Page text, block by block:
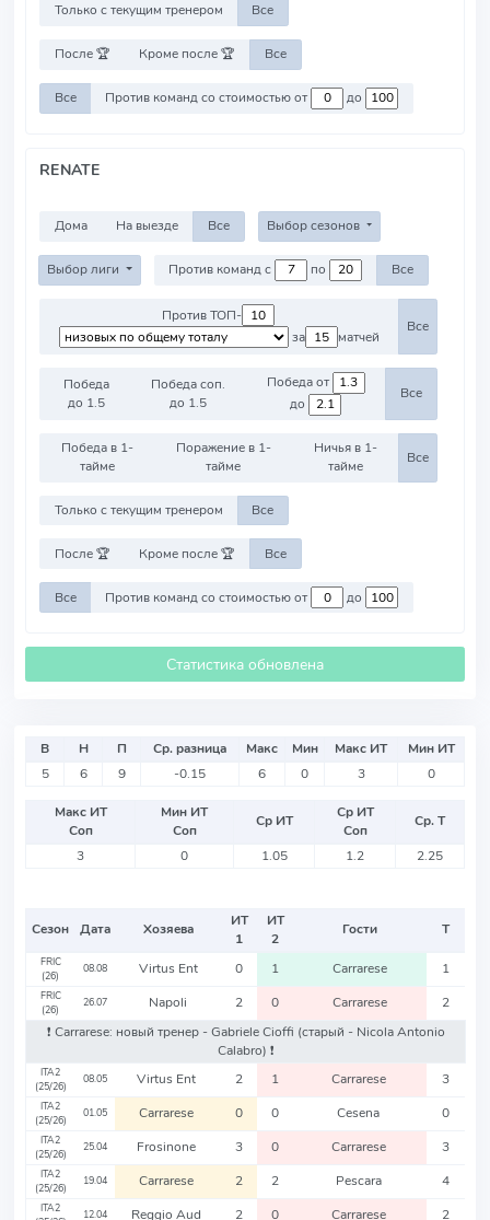
Только с текущим тренером Все
После 🏆 Кроме после 🏆 Все
Все Против команд со стоимостью от до
RENATE
Дома На выезде Все Выбор сезонов
Выбор лиги Против команд с по Все
Против ТОП-
за
матчей
Все
Победа
до 1.5
Победа соп.
до 1.5
Победа от
до
Все
Победа в 1-
тайме
Поражение в 1-
тайме
Ничья в 1-
тайме
Все
Только с текущим тренером Все
После 🏆 Кроме после 🏆 Все
Все Против команд со стоимостью от до
Статистика обновлена
В Н П Ср. разница Макс Мин Макс ИТ
Мин ИТ
5
6 9 -0.15 6 0 3 0
Макс ИТ
Соп
Мин ИТ
Соп
Ср ИТ
Ср ИТ
Соп
Ср. Т
3
0 1.05 1.2 2.25
Сезон Дата Хозяева
ИТ
1
ИТ
2
Гости Т
FRIC
(26)
08.08 Virtus Ent 0 1 Carrarese 1
FRIC
(26)
26.07 Napoli 2 0 Carrarese
2
❗️ Carrarese: новый тренер - Gabriele Cioffi (старый - Nicola Antonio
Calabro) ❗️
ITA2
(25/26)
08.05 Virtus Ent 2 1 Carrarese 3
ITA2
(25/26)
01.05 Carrarese 0 0 Cesena 0
ITA2
(25/26)
25.04 Frosinone 3 0 Carrarese 3
ITA2
(25/26)
19.04 Carrarese 2 2 Pescara 4
ITA2
12.04 Reggio Aud 2 0 Carrarese 2